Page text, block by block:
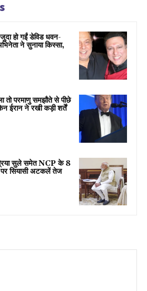
हो गईं डेविड धवन-
ने सुनाया किस्सा,
तो परमाणु समझौते से पीछे
ईरान ने रखी कड़ी शर्तें
सुले समेत NCP के 8
पर सियासी अटकलें तेज